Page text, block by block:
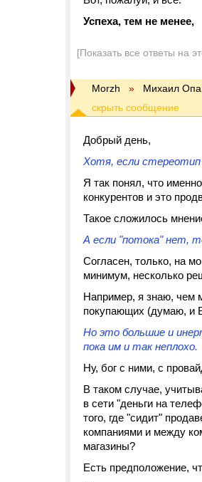
Успеха, тем не менее,
[Показать все ответы на
Morzh » Михаил
Добрый день,
Хотя, если стереотип
Я так понял, что
конкурентов и это
Такое сложилось
А если "потока" нет,
Согласен, только, на
минимум, несколько
Например, я знаю, чем
покупающих (думаю, и
Но это большие и
пока им и так неплохо.
Ну, бог с ними, с
В таком случае,
в сети "деньги на
того, где "сидит"
компаниями и между
магазины?
Есть предположение,